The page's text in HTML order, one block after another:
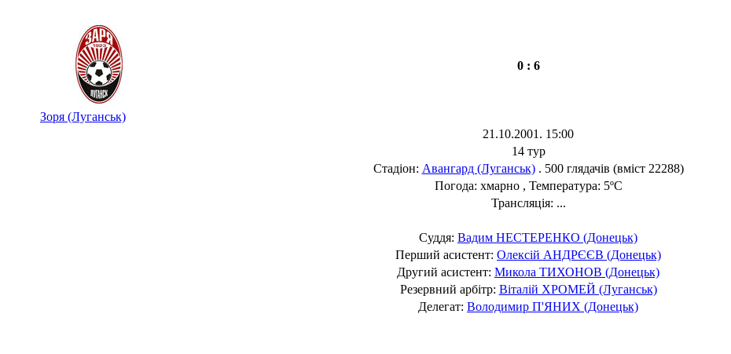
0 : 6
Зоря (Луганськ)
21.10.2001. 15:00
14 тур
Стадіон: Авангард (Луганськ). 500 глядачів (вміст 22288)
Погода: хмарно , Температура: 5ºC
Трансляція: ...
Суддя: Вадим НЕСТЕРЕНКО (Донецьк)
Перший асистент: Олексій АНДРЄЄВ (Донецьк)
Другий асистент: Микола ТИХОНОВ (Донецьк)
Резервний арбітр: Віталій ХРОМЕЙ (Луганськ)
Делегат: Володимир П'ЯНИХ (Донецьк)